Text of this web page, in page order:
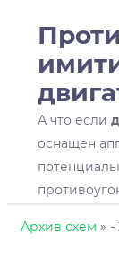
А что если
оснащен
Архив схем » -